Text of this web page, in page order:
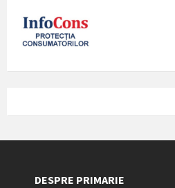
DESPRE PRIMARIE